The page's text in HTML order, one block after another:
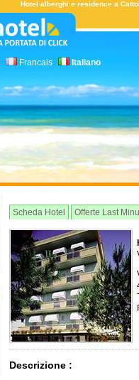
Hotel alberghi e residence a
Francais Italiano
Scheda Hotel Offerte Last
Descrizione :